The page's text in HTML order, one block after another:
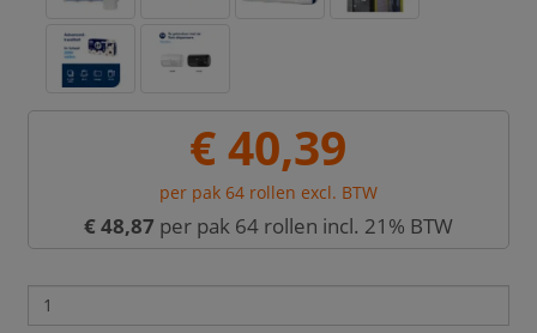
€ 40,39
per pak 64 rollen excl. BTW
€ 48,87 per pak 64 rollen incl. 21% BTW